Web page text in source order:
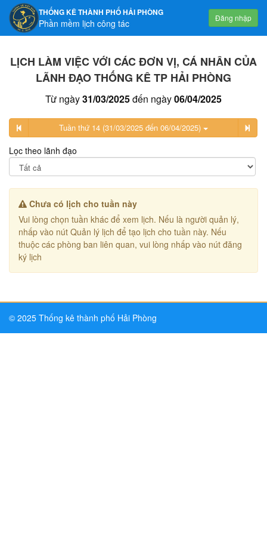
THỐNG KÊ THÀNH PHỐ HẢI PHÒNG
Phần mềm lịch công tác Đăng nhập
LỊCH LÀM VIỆC VỚI CÁC ĐƠN VỊ, CÁ NHÂN CỦA
LÃNH ĐẠO THỐNG KÊ TP HẢI PHÒNG
Từ ngày31/03/2025đến ngày06/04/2025
Tuần thứ 14 (31/03/2025 đến 06/04/2025)
Lọc theo lãnh đạo
Chưa có lịch cho tuần này
Vui lòng chọn tuần khác để xem lịch. Nếu là người quản lý,
nhấp vào nút Quản lý lịch để tạo lịch cho tuần này. Nếu
thuộc các phòng ban liên quan, vui lòng nhấp vào nút đăng
ký lịch
© 2025 Thống kê thành phố Hải Phòng